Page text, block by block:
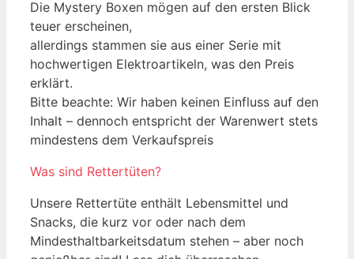
Die Mystery Boxen mögen auf den ersten Blick
teuer erscheinen,
allerdings stammen sie aus einer Serie mit
hochwertigen Elektroartikeln, was den Preis
erklärt.
Bitte beachte: Wir haben keinen Einfluss auf den
Inhalt – dennoch entspricht der Warenwert stets
mindestens dem Verkaufspreis
Was sind Rettertüten?
Unsere Rettertüte enthält Lebensmittel und
Snacks, die kurz vor oder nach dem
Mindesthaltbarkeitsdatum stehen – aber noch